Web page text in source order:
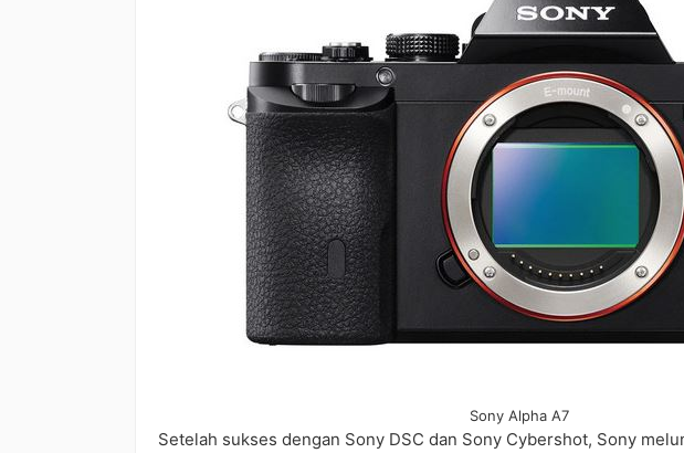
Sony Alpha A7
Setelah sukses dengan Sony DSC dan Sony Cybershot, Sony